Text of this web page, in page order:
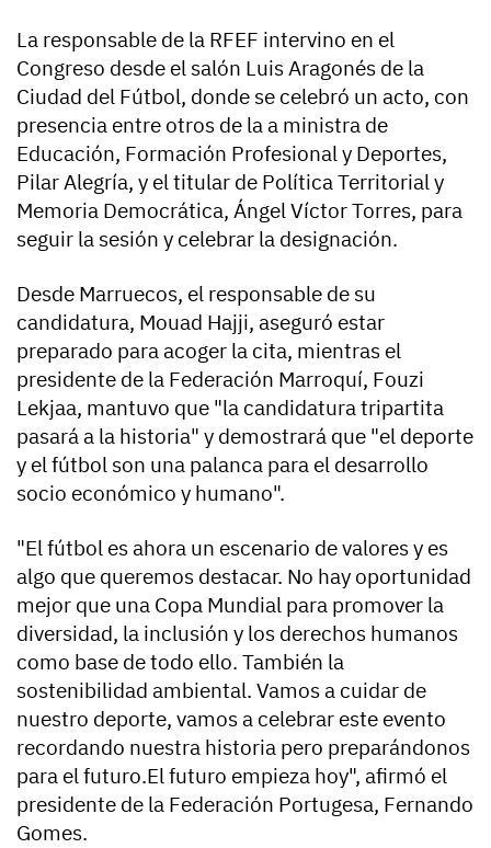
La responsable de la RFEF intervino en el
Congreso desde el salón Luis Aragonés de la
Ciudad del Fútbol, donde se celebró un acto, con
presencia entre otros de la a ministra de
Educación, Formación Profesional y Deportes,
Pilar Alegría, y el titular de Política Territorial y
Memoria Democrática, Ángel Víctor Torres, para
seguir la sesión y celebrar la designación.
Desde Marruecos, el responsable de su
candidatura, Mouad Hajji, aseguró estar
preparado para acoger la cita, mientras el
presidente de la Federación Marroquí, Fouzi
Lekjaa, mantuvo que "la candidatura tripartita
pasará a la historia" y demostrará que "el deporte
y el fútbol son una palanca para el desarrollo
socio económico y humano".
"El fútbol es ahora un escenario de valores y es
algo que queremos destacar. No hay oportunidad
mejor que una Copa Mundial para promover la
diversidad, la inclusión y los derechos humanos
como base de todo ello. También la
sostenibilidad ambiental. Vamos a cuidar de
nuestro deporte, vamos a celebrar este evento
recordando nuestra historia pero preparándonos
para el futuro.El futuro empieza hoy", afirmó el
presidente de la Federación Portugesa, Fernando
Gomes.